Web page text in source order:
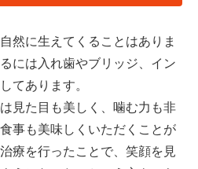
然に生えてくることはありま
には入れ歯やブリッジ、イン
てあります。
見た目も美しく、噛む力も非
事も美味しくいただくことが
療を行ったことで、笑顔を見